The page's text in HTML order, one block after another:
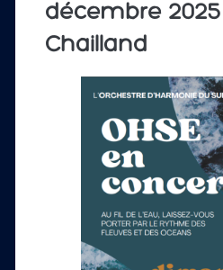
décembre 2025
Chailland